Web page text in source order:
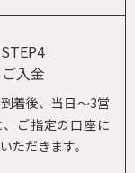
STEP4
ご入金
着後、当日～3営
ご指定の口座に
ただきます。